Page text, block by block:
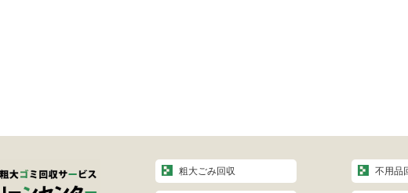
粗大ごみ回収 不用品